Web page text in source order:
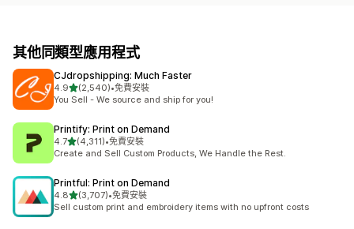
其他同類型應用程式
CJdropshipping: Much Faster
4.9滿分 5 顆星
(2,540)
共有 2540 則評價
•免費安裝
You Sell - We source and ship for you!
Printify: Print on Demand
4.7滿分 5 顆星
(4,311)
共有 4311 則評價
•免費安裝
Create and Sell Custom Products, We Handle the Rest.
Printful: Print on Demand
4.8滿分 5 顆星
(3,707)
共有 3707 則評價
•免費安裝
Sell custom print and embroidery items with no upfront costs